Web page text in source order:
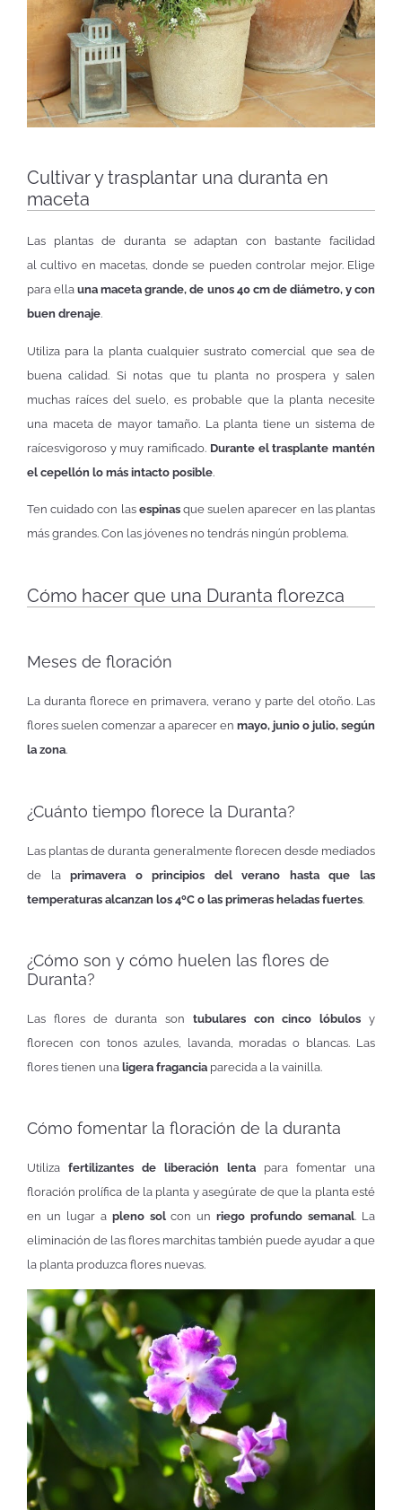
Cultivar y trasplantar una duranta en
maceta
Las plantas de duranta se adaptan con bastante facilidad
al cultivo en macetas, donde se pueden controlar mejor. Elige
para ellauna maceta grande, de unos 40 cm de diámetro, y con
buen drenaje.
Utiliza para la planta cualquier sustrato comercial que sea de
buena calidad. Si notas que tu planta no prospera y salen
muchas raíces del suelo, es probable que la planta necesite
una maceta de mayor tamaño. La planta tiene un sistema de
raícesvigoroso y muy ramificado. Durante el trasplante mantén
el cepellón lo más intacto posible.
Ten cuidado con lasespinasque suelen aparecer en las plantas
más grandes. Con las jóvenes no tendrás ningún problema.
Cómo hacer que una Duranta florezca
Meses de floración
La duranta florece en primavera, verano y parte del otoño. Las
flores suelen comenzar a aparecer en mayo, junio o julio, según
la zona.
¿Cuánto tiempo florece la Duranta?
Las plantas de duranta generalmente florecen desde mediados
de laprimavera o principios del verano hasta que las
temperaturas alcanzan los 4ºC o las primeras heladas fuertes.
¿Cómo son y cómo huelen las flores de
Duranta?
Las flores de duranta son tubulares con cinco lóbulosy
florecen con tonos azules, lavanda, moradas o blancas. Las
flores tienen una ligera fragancia parecida a la vainilla.
Cómo fomentar la floración de la duranta
Utiliza fertilizantes de liberación lenta para fomentar una
floración prolífica de la planta y asegúrate de que la planta esté
en un lugar a pleno solcon unriego profundo semanal. La
eliminación de las flores marchitas también puede ayudar a que
la planta produzca flores nuevas.